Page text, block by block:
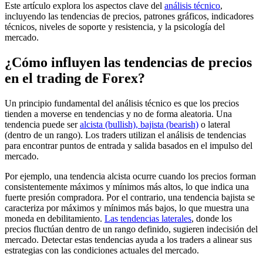
Este artículo explora los aspectos clave del análisis técnico,
incluyendo las tendencias de precios, patrones gráficos, indicadores
técnicos, niveles de soporte y resistencia, y la psicología del
mercado.
¿Cómo influyen las tendencias de precios
en el trading de Forex?
Un principio fundamental del análisis técnico es que los precios
tienden a moverse en tendencias y no de forma aleatoria. Una
tendencia puede seralcista (bullish), bajista (bearish) o lateral
(dentro de un rango). Los traders utilizan el análisis de tendencias
para encontrar puntos de entrada y salida basados en el impulso del
mercado.
Por ejemplo, una tendencia alcista ocurre cuando los precios forman
consistentemente máximos y mínimos más altos, lo que indica una
fuerte presión compradora. Por el contrario, una tendencia bajista se
caracteriza por máximos y mínimos más bajos, lo que muestra una
moneda en debilitamiento. Las tendencias laterales, donde los
precios fluctúan dentro de un rango definido, sugieren indecisión del
mercado. Detectar estas tendencias ayuda a los traders a alinear sus
estrategias con las condiciones actuales del mercado.